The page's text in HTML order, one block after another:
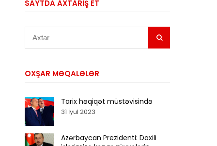
SAYTDA AXTARIŞ ET
Axtar
OXŞAR MƏQALƏLƏR
Tarix həqiqət müstəvisində
31 İyul 2023
Azərbaycan Prezidenti: Daxili